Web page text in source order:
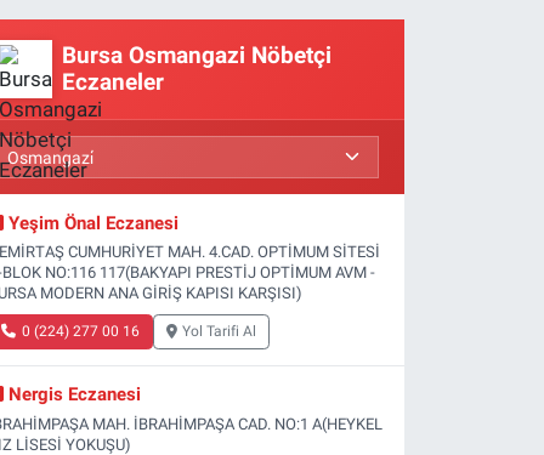
Bursa Osmangazi Nöbetçi
Eczaneler
Yeşim Önal Eczanesi
CUMHURİYET MAH. 4.CAD. OPTİMUM SİTESİ
NO:116 117(BAKYAPI PRESTİJ OPTİMUM AVM -
MODERN ANA GİRİŞ KAPISI KARŞISI)
0 (224) 277 00 16 Yol Tarifi Al
Nergis Eczanesi
MAH. İBRAHİMPAŞA CAD. NO:1 A(HEYKEL
LİSESİ YOKUŞU)